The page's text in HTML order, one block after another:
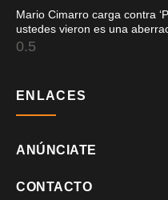
Mario Cimarro carga contra
ustedes vieron es una
ENLACES
ANÚNCIATE
CONTACTO